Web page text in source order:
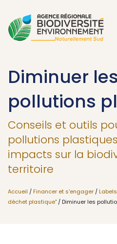
Diminuer les
pollutions
Conseils et outils
pollutions
impacts sur la
territoire
Accueil / Financer et s'engager /
déchet plastique" / Diminuer les